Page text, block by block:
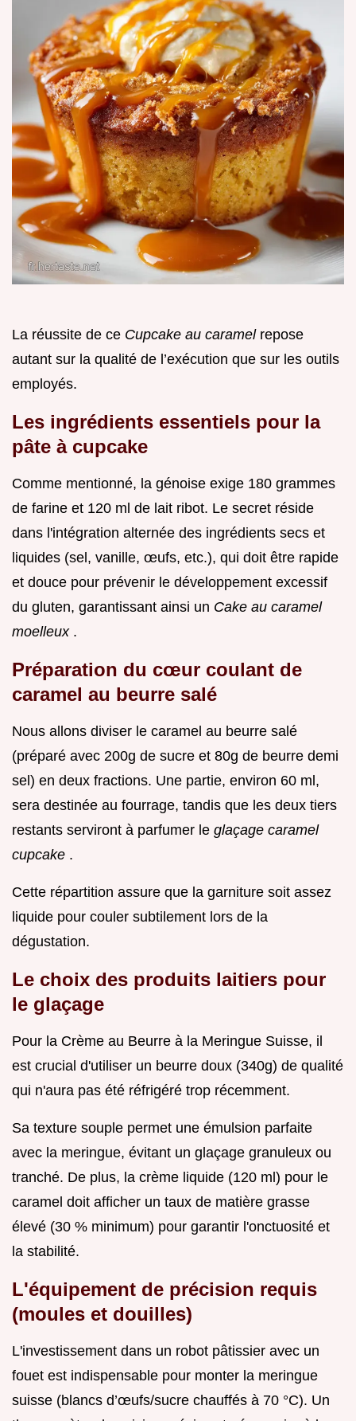
La réussite de ce Cupcake au caramel repose
autant sur la qualité de l’exécution que sur les outils
employés.
Les ingrédients essentiels pour la
pâte à cupcake
Comme mentionné, la génoise exige 180 grammes
de farine et 120 ml de lait ribot. Le secret réside
dans l'intégration alternée des ingrédients secs et
liquides (sel, vanille, œufs, etc.), qui doit être rapide
et douce pour prévenir le développement excessif
du gluten, garantissant ainsi un Cake au caramel
moelleux .
Préparation du cœur coulant de
caramel au beurre salé
Nous allons diviser le caramel au beurre salé
(préparé avec 200g de sucre et 80g de beurre demi
sel) en deux fractions. Une partie, environ 60 ml,
sera destinée au fourrage, tandis que les deux tiers
restants serviront à parfumer le glaçage caramel
cupcake .
Cette répartition assure que la garniture soit assez
liquide pour couler subtilement lors de la
dégustation.
Le choix des produits laitiers pour
le glaçage
Pour la Crème au Beurre à la Meringue Suisse, il
est crucial d'utiliser un beurre doux (340g) de qualité
qui n'aura pas été réfrigéré trop récemment.
Sa texture souple permet une émulsion parfaite
avec la meringue, évitant un glaçage granuleux ou
tranché. De plus, la crème liquide (120 ml) pour le
caramel doit afficher un taux de matière grasse
élevé (30 % minimum) pour garantir l'onctuosité et
la stabilité.
L'équipement de précision requis
(moules et douilles)
L'investissement dans un robot pâtissier avec un
fouet est indispensable pour monter la meringue
suisse (blancs d’œufs/sucre chauffés à 70 °C). Un